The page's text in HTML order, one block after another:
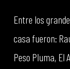
Entre los
casa fueron:
Peso Pluma, El